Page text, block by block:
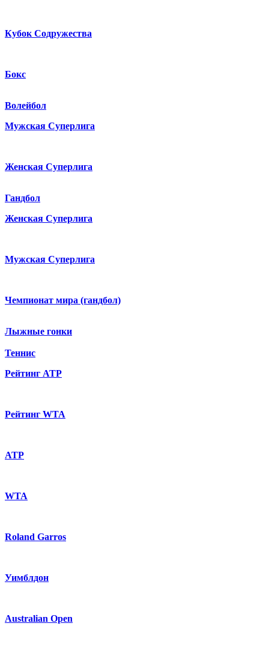
Кубок Содружества
Бокс
Волейбол
Мужская Суперлига
Женская Суперлига
Гандбол
Женская Суперлига
Мужская Суперлига
Чемпионат мира (гандбол)
Лыжные гонки
Теннис
Рейтинг ATP
Рейтинг WTA
ATP
WTA
Roland Garros
Уимблдон
Australian Open